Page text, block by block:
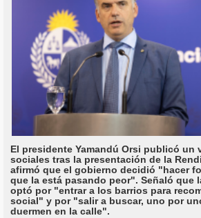
El presidente Yamandú Orsi publicó un
sociales tras la presentación de la
afirmó que el gobierno decidió "hacer
que la está pasando peor". Señaló que
optó por "entrar a los barrios para
social" y por "salir a buscar, uno por
duermen en la calle".